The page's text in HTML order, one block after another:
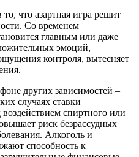
что азартная игра решит
Со временем
главным или даже
эмоций,
контроля, вытесняет
других зависимостей –
случаях ставки
спиртного или
риск безрассудных
Алкоголь и
способность к